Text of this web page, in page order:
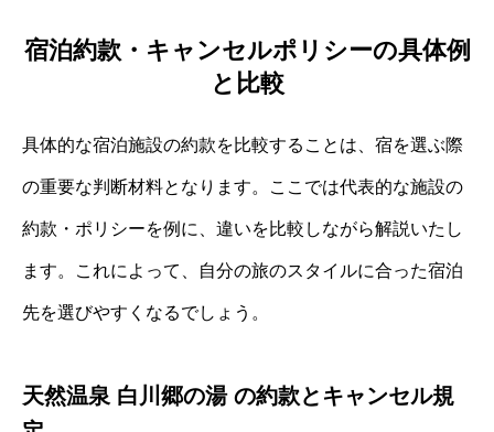
宿泊約款・キャンセルポリシーの具体例
と比較
具体的な宿泊施設の約款を比較することは、宿を選ぶ際
の重要な判断材料となります。ここでは代表的な施設の
約款・ポリシーを例に、違いを比較しながら解説いたし
ます。これによって、自分の旅のスタイルに合った宿泊
先を選びやすくなるでしょう。
天然温泉 白川郷の湯 の約款とキャンセル規